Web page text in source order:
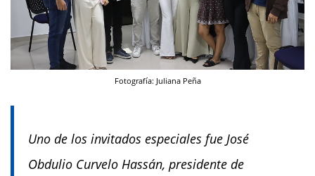
Fotografía: Juliana Peña
Uno de los invitados especiales fue José
Obdulio Curvelo Hassán, presidente de